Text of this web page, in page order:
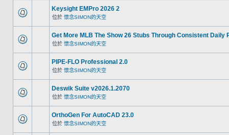
Keysight EMPro 2026 2
位於 懷念SIMON的天空
Get More MLB The Show 26 Stubs Through Consistent Daily
位於 懷念SIMON的天空
PIPE-FLO Professional 2.0
位於 懷念SIMON的天空
Deswik Suite v2026.1.2070
位於 懷念SIMON的天空
OrthoGen For AutoCAD 23.0
位於 懷念SIMON的天空